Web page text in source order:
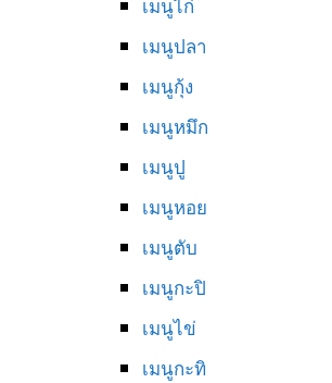
เมนูปลา
เมนูกุ้ง
เมนูหมึก
เมนูปู
เมนูหอย
เมนูตับ
เมนูกะปิ
เมนูไข่
เมนูกะทิ